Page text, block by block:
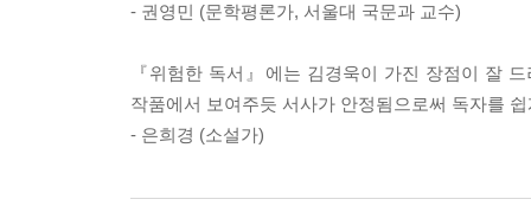
「위험한 독서」‘나’는 독서치료사이다. 의사
번역된 책처럼 문장이 아리송하고 문맥은 요령부
말고 나를 읽어봐.’
- 권영민 (문학평론가, 서울대 국문과 교수)
『위험한 독서』에는 김경욱이 가진 장점이 잘
작품에서 보여주듯 서사가 안정됨으로써 독자를
- 은희경 (소설가)